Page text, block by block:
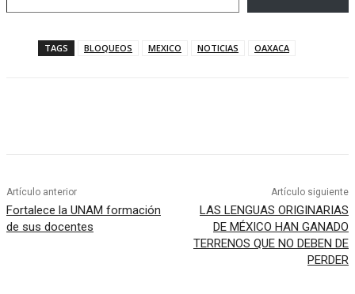
TAGS BLOQUEOS MEXICO NOTICIAS OAXACA
Artículo anterior
Fortalece la UNAM formación
de sus docentes
Artículo siguiente
LAS LENGUAS ORIGINARIAS
DE MÉXICO HAN GANADO
TERRENOS QUE NO DEBEN DE
PERDER